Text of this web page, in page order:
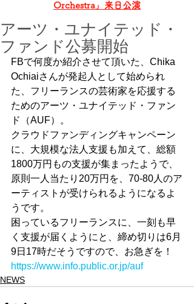
Orchestra」来日公演
アーツ・ユナイテッド・
ファンド公募開始
FBで何度か紹介させて頂いた、Chika
Ochiaiさんが発起人として始められ
た、フリーランスの芸術家を応援する
ためのアーツ・ユナイテッド・ファン
ド（AUF）。
クラウドファンディングキャンペーン
に、大規模な法人支援も加えて、総額
1800万円もの支援が集まったようで、
原則一人当たり20万円を、70-80人のア
ーティストが受けられるようになるよ
うです。
困っているフリーランスに、一刻も早
く支援が届くようにと、締め切りは6月
9日17時だそうですので、お急ぎを！
https://www.info.public.or.jp/auf
NEWS